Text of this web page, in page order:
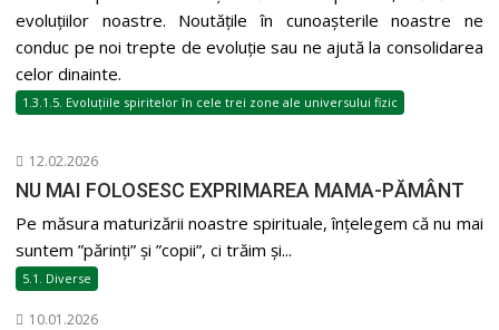
evoluțiilor noastre. Noutățile în cunoașterile noastre ne
conduc pe noi trepte de evoluție sau ne ajută la consolidarea
celor dinainte.
1.3.1.5. Evoluțiile spiritelor în cele trei zone ale universului fizic
12.02.2026
NU MAI FOLOSESC EXPRIMAREA MAMA-PĂMÂNT
Pe măsura maturizării noastre spirituale, înțelegem că nu mai
suntem ”părinți” și ”copii”, ci trăim și...
5.1. Diverse
10.01.2026